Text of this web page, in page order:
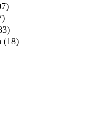
(18)